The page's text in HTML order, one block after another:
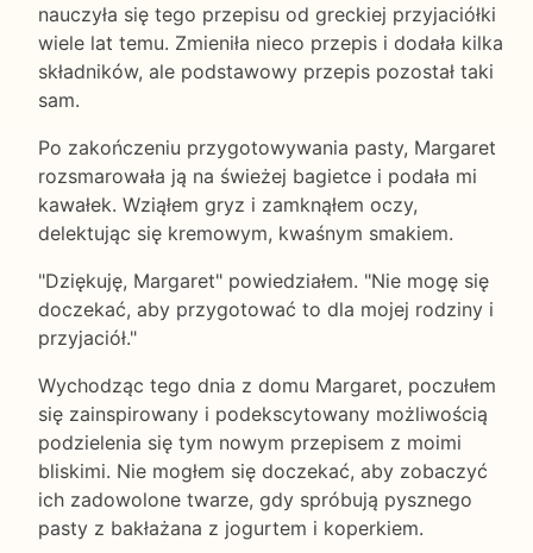
nauczyła się tego przepisu od greckiej przyjaciółki
wiele lat temu. Zmieniła nieco przepis i dodała kilka
składników, ale podstawowy przepis pozostał taki
sam.
Po zakończeniu przygotowywania pasty, Margaret
rozsmarowała ją na świeżej bagietce i podała mi
kawałek. Wziąłem gryz i zamknąłem oczy,
delektując się kremowym, kwaśnym smakiem.
"Dziękuję, Margaret" powiedziałem. "Nie mogę się
doczekać, aby przygotować to dla mojej rodziny i
przyjaciół."
Wychodząc tego dnia z domu Margaret, poczułem
się zainspirowany i podekscytowany możliwością
podzielenia się tym nowym przepisem z moimi
bliskimi. Nie mogłem się doczekać, aby zobaczyć
ich zadowolone twarze, gdy spróbują pysznego
pasty z bakłażana z jogurtem i koperkiem.